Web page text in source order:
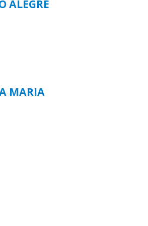
ALEGRE
MARIA